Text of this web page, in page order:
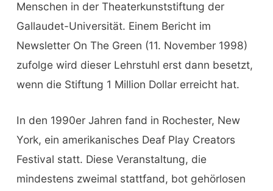
Menschen in der Theaterkunststiftung der
Gallaudet-Universität. Einem Bericht im
Newsletter On The Green (11. November 1998)
zufolge wird dieser Lehrstuhl erst dann besetzt,
wenn die Stiftung 1 Million Dollar erreicht hat.
In den 1990er Jahren fand in Rochester, New
York, ein amerikanisches Deaf Play Creators
Festival statt. Diese Veranstaltung, die
mindestens zweimal stattfand, bot gehörlosen